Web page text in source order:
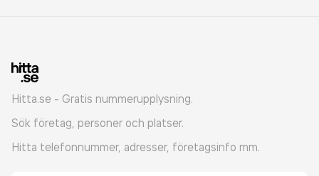
Hitta.se - Gratis nummerupplysning.
Sök företag, personer och platser.
Hitta telefonnummer, adresser, företagsinfo mm.